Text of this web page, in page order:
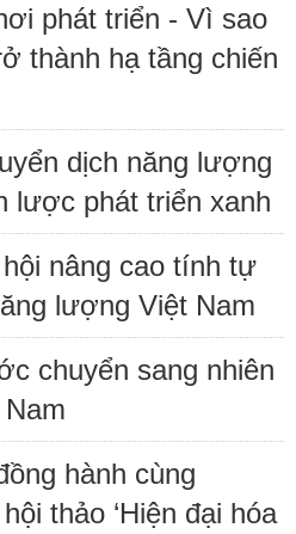
phát triển - Vì sao
thành hạ tầng chiến
dịch năng lượng
lược phát triển xanh
nâng cao tính tự
lượng Việt Nam
chuyển sang nhiên
hành cùng
thảo ‘Hiện đại hóa